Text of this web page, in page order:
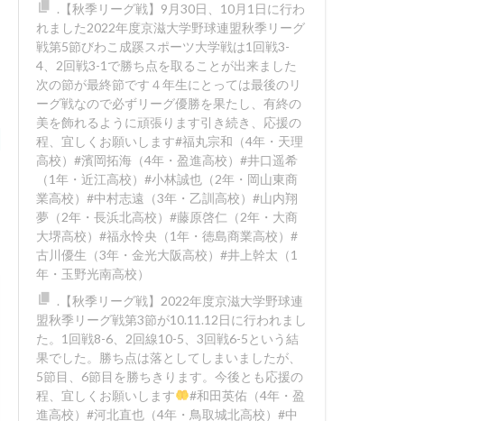
.【秋季リーグ戦】9月30日、10月1日に行わ
れました2022年度京滋大学野球連盟秋季リーグ
戦第5節びわこ成蹊スポーツ大学戦は1回戦3-
4、2回戦3-1で勝ち点を取ることが出来ました️
次の節が最終節です４年生にとっては最後のリ
ーグ戦なので必ずリーグ優勝を果たし、有終の
美を飾れるように頑張ります️引き続き、応援の
程、宜しくお願いします#福丸宗和（4年・天理
高校）#濱岡拓海（4年・盈進高校）#井口遥希
（1年・近江高校）#小林誠也（2年・岡山東商
業高校）#中村志遠（3年・乙訓高校）#山内翔
夢（2年・長浜北高校）#藤原啓仁（2年・大商
大堺高校）#福永怜央（1年・徳島商業高校）#
古川優生（3年・金光大阪高校）#井上幹太（1
年・玉野光南高校）
.【秋季リーグ戦】2022年度京滋大学野球連
盟秋季リーグ戦第3節が10.11.12日に行われまし
た。1回戦8-6 、2回線10-5 、3回戦6-5という結
果でした。勝ち点は落としてしまいましたが、
5節目、6節目を勝ちきります。今後とも応援の
程、宜しくお願いします
#和田英佑（4年・盈
進高校）#河北直也（4年・鳥取城北高校）#中